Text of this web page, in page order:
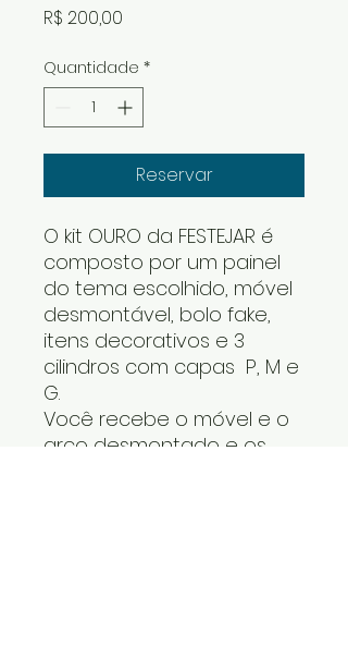
R$ 200,00
Quantidade *
Reservar
O kit OURO da FESTEJAR é
composto por um painel
do tema escolhido, móvel
desmontável, bolo fake,
itens decorativos e 3
cilindros com capas P, M e
G.
Você recebe o móvel e o
arco desmontado e os